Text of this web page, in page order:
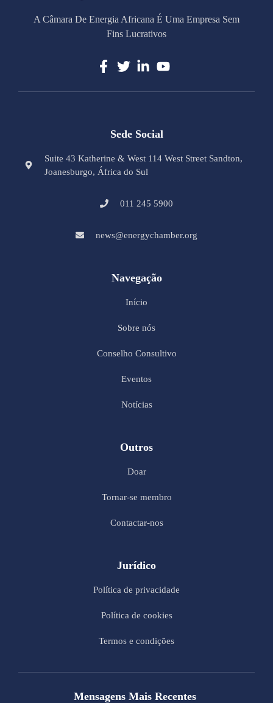
A Câmara De Energia Africana É Uma Empresa Sem
Fins Lucrativos
Sede Social
Suite 43 Katherine & West 114 West Street Sandton,
Joanesburgo, África do Sul
011 245 5900
news@energychamber.org
Navegação
Início
Sobre nós
Conselho Consultivo
Eventos
Notícias
Outros
Doar
Tornar-se membro
Contactar-nos
Jurídico
Política de privacidade
Política de cookies
Termos e condições
Mensagens Mais Recentes